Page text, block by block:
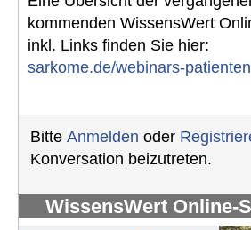
kommenden WissensWert
inkl. Links finden Sie hier:
sarkome.de/webinars-patienten
Bitte Anmelden oder
Konversation beizutreten.
WissensWert Online-